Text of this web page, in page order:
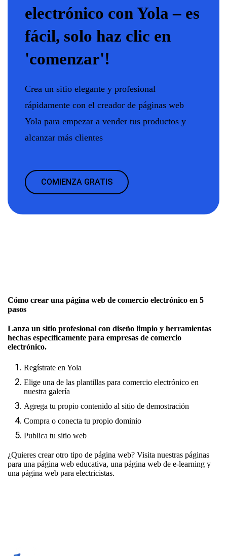
electrónico con Yola – es
fácil, solo haz clic en
'comenzar'!
Crea un sitio elegante y profesional
rápidamente con el creador de páginas web
Yola para empezar a vender tus productos y
alcanzar más clientes
COMIENZA GRATIS
Cómo crear una página web de comercio electrónico en 5
pasos
Lanza un sitio profesional con diseño limpio y herramientas
hechas específicamente para empresas de comercio
electrónico.
Regístrate en Yola
Elige una de las plantillas para comercio electrónico en
nuestra galería
Agrega tu propio contenido al sitio de demostración
Compra o conecta tu propio dominio
Publica tu sitio web
¿Quieres crear otro tipo de página web? Visita nuestras páginas
para una página web educativa, una página web de e-learning y
una página web para electricistas.